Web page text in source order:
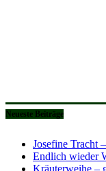
Neueste Beiträge
Josefine Tracht
Endlich wieder